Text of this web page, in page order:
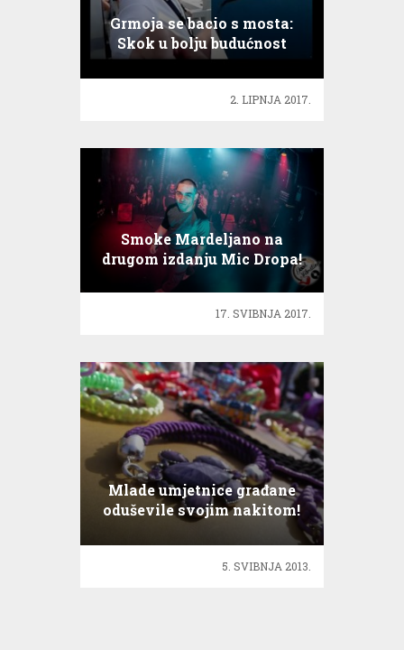
Grmoja se bacio s mosta:
Skok u bolju budućnost
2. LIPNJA 2017.
Smoke Mardeljano na
drugom izdanju Mic Dropa!
17. SVIBNJA 2017.
Mlade umjetnice građane
oduševile svojim nakitom!
5. SVIBNJA 2013.